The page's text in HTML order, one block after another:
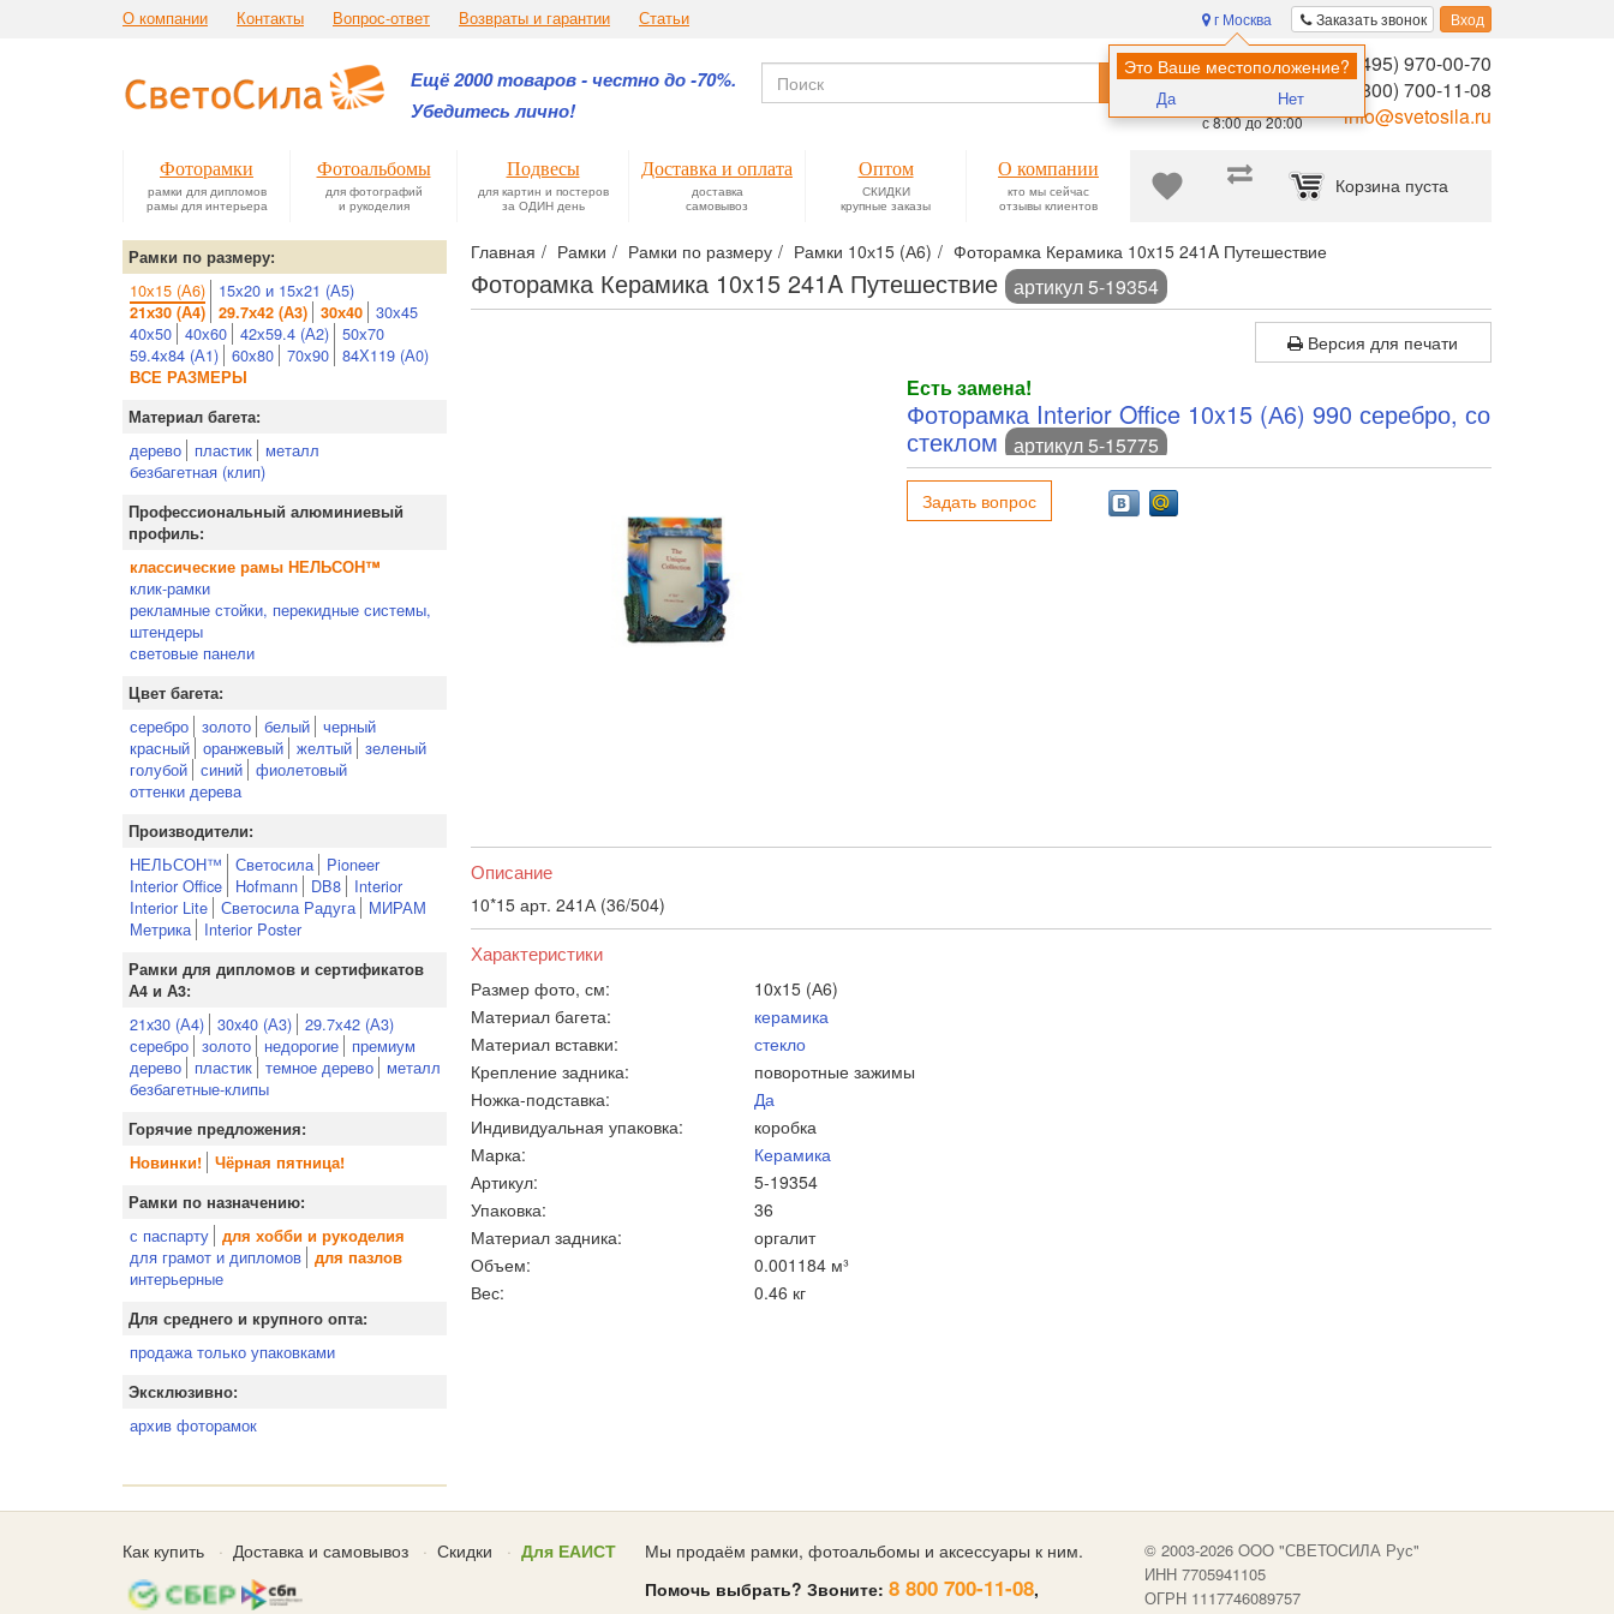
О компании Контакты Вопрос-ответ Возвраты и гарантии Статьи Заказать звонок Вход
г Москва
Это Ваше местоположение?
Да Нет
Ещё 2000 товаров - честно до -70%.
Убедитесь лично!
Помощь в
выборе:
Ежедневно,
с 8:00 до 20:00
8 (495) 970-00-70
8 (800) 700-11-08
info@svetosila.ru
Найти
Корзина пуста
Фоторамки
рамки для дипломов
рамы для интерьера
Фотоальбомы
для фотографий
и рукоделия
Подвесы
для картин и постеров
за ОДИН день
Доставка и оплата
доставка
самовывоз
Оптом
СКИДКИ
крупные заказы
О компании
кто мы сейчас
отзывы клиентов
Главная Рамки Рамки по размеру Рамки 10х15 (А6) Фоторамка Керамика 10x15 241A Путешествие
Фоторамка Керамика 10x15 241A Путешествие артикул 5-19354
Рамки по размеру:
10х15 (А6) 15х20 и 15х21 (А5)
21х30 (А4) 29.7х42 (А3) 30х40
30х45
40х50 40х60 42х59.4 (А2) 50х70
59.4х84 (А1) 60х80 70х90 84Х119 (А0)
ВСЕ РАЗМЕРЫ
Материал багета:
дерево пластик
металл
безбагетная (клип)
Профессиональный алюминиевый
профиль:
классические рамы НЕЛЬСОН™
клик-рамки
рекламные стойки, перекидные системы,
штендеры
световые панели
Цвет багета:
серебро золото белый черный
красный оранжевый желтый зеленый
голубой синий фиолетовый
оттенки дерева
Производители:
НЕЛЬСОН™ Светосила
Pioneer
Interior Office
Hofmann DB8
Interior
Interior Lite Светосила Радуга
МИРАМ
Метрика
Interior Poster
Рамки для дипломов и сертификатов
А4 и А3:
21x30 (А4) 30x40 (А3) 29.7х42 (А3)
серебро золото недорогие
премиум
дерево
пластик темное дерево
металл
безбагетные-клипы
Горячие предложения:
Новинки!
Чёрная пятница!
Рамки по назначению:
с паспарту для хобби и рукоделия
для грамот и дипломов для пазлов
интерьерные
Для среднего и крупного опта:
продажа только упаковками
Эксклюзивно:
архив фоторамок
Версия для печати
Есть замена!
Фоторамка Interior Office 10x15 (А6) 990 серебро, со
стеклом артикул 5-15775
Задать вопрос
Описание
10*15 арт. 241А (36/504)
Характеристики
Размер фото, см:
10x15 (А6)
Материал багета:
керамика
Материал вставки:
стекло
Крепление задника:
поворотные зажимы
Ножка-подставка:
Да
Индивидуальная упаковка:
коробка
Марка:
Керамика
Артикул:
5-19354
Упаковка:
36
Материал задника:
оргалит
Объем:
0.001184 м³
Вес:
0.46 кг
Как купить Доставка и самовывоз Скидки Для ЕАИСТ
Мы продаём рамки, фотоальбомы и аксессуары к ним.
Помочь выбрать? Звоните: 8 800 700-11-08,
© 2003-2026 OOO "СВЕТОСИЛА Рус"
ИНН 7705941105
ОГРН 1117746089757